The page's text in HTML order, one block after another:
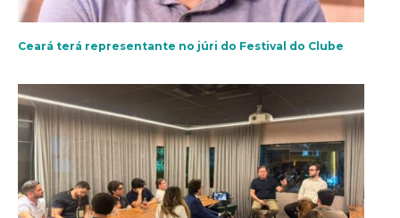
Ceará terá representante no júri do Festival do Clube